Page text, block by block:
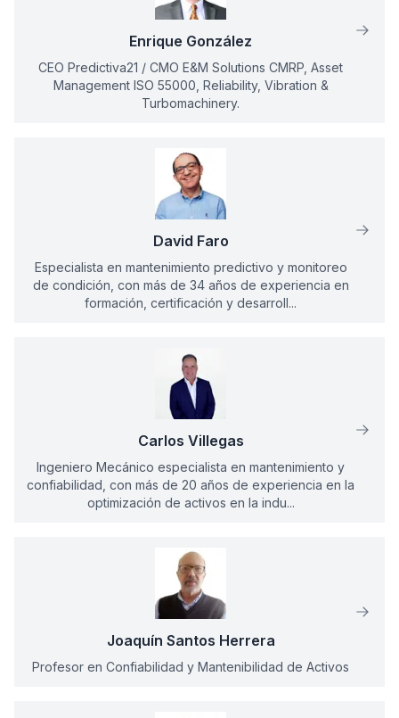
Enrique González
CEO Predictiva21 / CMO E&M Solutions CMRP, Asset
Management ISO 55000, Reliability, Vibration &
Turbomachinery.
David Faro
Especialista en mantenimiento predictivo y monitoreo
de condición, con más de 34 años de experiencia en
formación, certificación y desarroll...
Carlos Villegas
Ingeniero Mecánico especialista en mantenimiento y
confiabilidad, con más de 20 años de experiencia en la
optimización de activos en la indu...
Joaquín Santos Herrera
Profesor en Confiabilidad y Mantenibilidad de Activos